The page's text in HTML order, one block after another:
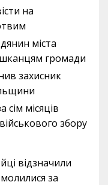
на
міста
громади
захисник
місяців
збору
відзначили
за